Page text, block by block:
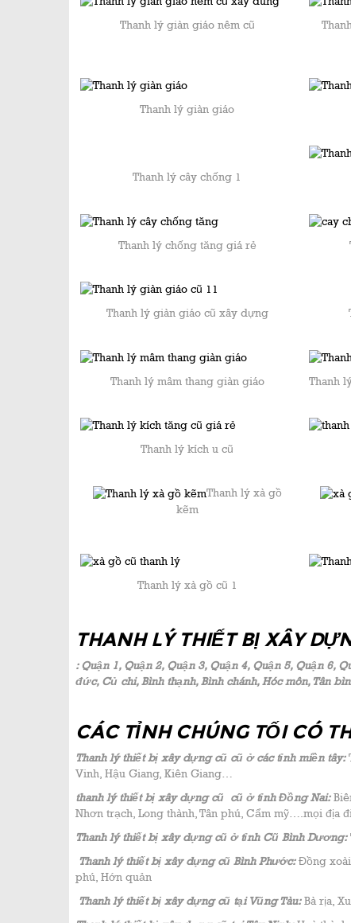
Thanh lý giàn giáo nêm cũ
Thanh lý giàn giáo
Thanh lý cây chống 1
Thanh lý chống tăng giá rẻ
Thanh lý giàn giáo cũ xây dựng
Thanh lý mâm thang giàn giáo Thanh
Thanh lý kích u cũ
Thanh lý xà gồ
kẽm
Thanh lý xà gồ cũ 1
THANH LÝ THIẾT BỊ XÂY
: Quận 1, Quận 2, Quận 3, Quận 4, Quận 5, Quận 6,
đức, Củ chi, Bình thạnh, Bình chánh, Hóc môn, Tân
CÁC TỈNH CHÚNG TỐI CÓ
Thanh lý thiết bị xây dựng cũ cũ ở các tỉnh miền tây:
Vinh, Hậu Giang, Kiên Giang…
thanh lý thiết bị xây dựng cũ cũ ở tỉnh Đồng Nai:
Nhơn trạch, Long thành, Tân phú, Cẩm mỹ….mọi địa
Thanh lý thiết bị xây dựng cũ ở tỉnh Cũ Bình Dương:
Thanh lý thiết bị xây dựng cũ Bình Phước:Đồng
phú, Hớn quản
Thanh lý thiết bị xây dựng cũ tại Vũng Tàu:Bà rịa,